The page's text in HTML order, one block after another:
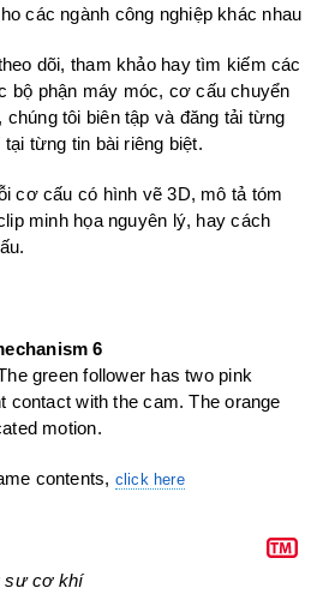
các ngành công nghiệp khác nhau
dõi, tham khảo hay tìm kiếm các
bộ phận máy móc, cơ cấu chuyển
tôi biên tập và đăng tải từng
từng tin bài riêng biệt.
cơ cấu có hình vẽ 3D, mô tả tóm
minh họa nguyên lý, hay cách
6
green follower has two pink
contact with the cam. The orange
motion.
contents, click here
sư cơ khí